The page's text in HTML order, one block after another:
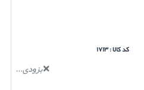
کد کالا : ۱۷۱۳
بزودی...